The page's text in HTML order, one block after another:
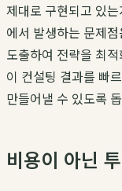
제대로 구현되고 있
에서 발생하는 문제
도출하여 전략을 최
이 컨설팅 결과를 빠
만들어낼 수 있도록
비용이 아닌